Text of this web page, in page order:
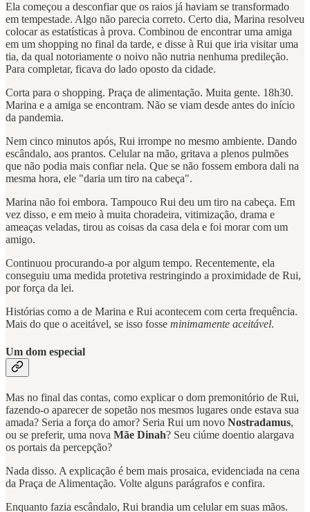
Ela começou a desconfiar que os raios já haviam se transformado
em tempestade. Algo não parecia correto. Certo dia, Marina resolveu
colocar as estatísticas à prova. Combinou de encontrar uma amiga
em um shopping no final da tarde, e disse à Rui que iria visitar uma
tia, da qual notoriamente o noivo não nutria nenhuma predileção.
Para completar, ficava do lado oposto da cidade.
Corta para o shopping. Praça de alimentação. Muita gente. 18h30.
Marina e a amiga se encontram. Não se viam desde antes do início
da pandemia.
Nem cinco minutos após, Rui irrompe no mesmo ambiente. Dando
escândalo, aos prantos. Celular na mão, gritava a plenos pulmões
que não podia mais confiar nela. Que se não fossem embora dali na
mesma hora, ele "daria um tiro na cabeça".
Marina não foi embora. Tampouco Rui deu um tiro na cabeça. Em
vez disso, e em meio à muita choradeira, vitimização, drama e
ameaças veladas, tirou as coisas da casa dela e foi morar com um
amigo.
Continuou procurando-a por algum tempo. Recentemente, ela
conseguiu uma medida protetiva restringindo a proximidade de Rui,
por força da lei.
Histórias como a de Marina e Rui acontecem com certa frequência.
Mais do que o aceitável, se isso fosse minimamente aceitável.
Um dom especial
Mas no final das contas, como explicar o dom premonitório de Rui,
fazendo-o aparecer de sopetão nos mesmos lugares onde estava sua
amada? Seria a força do amor? Seria Rui um novo Nostradamus,
ou se preferir, uma nova Mãe Dinah? Seu ciúme doentio alargava
os portais da percepção?
Nada disso. A explicação é bem mais prosaica, evidenciada na cena
da Praça de Alimentação. Volte alguns parágrafos e confira.
Enquanto fazia escândalo, Rui brandia um celular em suas mãos.